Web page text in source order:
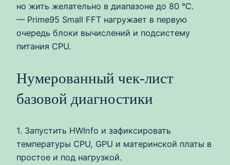
но жить желательно в диапазоне до 80 °C.
— Prime95 Small FFT нагружает в первую
очередь блоки вычислений и подсистему
питания CPU.
Нумерованный чек‑лист
базовой диагностики
1. Запустить HWInfo и зафиксировать
температуры CPU, GPU и материнской платы в
простое и под нагрузкой.